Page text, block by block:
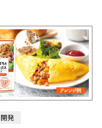
発